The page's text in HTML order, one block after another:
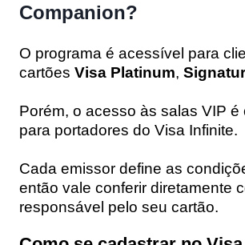
Companion?
O programa é acessível para
cartões Visa Platinum,
Porém, o acesso às salas VIP é
para portadores do Visa Infinite.
Cada emissor define as
então vale conferir diretamente
responsável pelo seu cartão.